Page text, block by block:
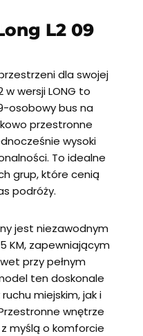
L2 09
dla swojej
w wersji LONG to
osobowy bus na
przestronne
wysoki
To idealne
grup, które cenią
podróży.
jest niezawodnym
KM, zapewniającym
przy pełnym
ten doskonale
miejskim, jak i
wnętrze
myślą o komforcie